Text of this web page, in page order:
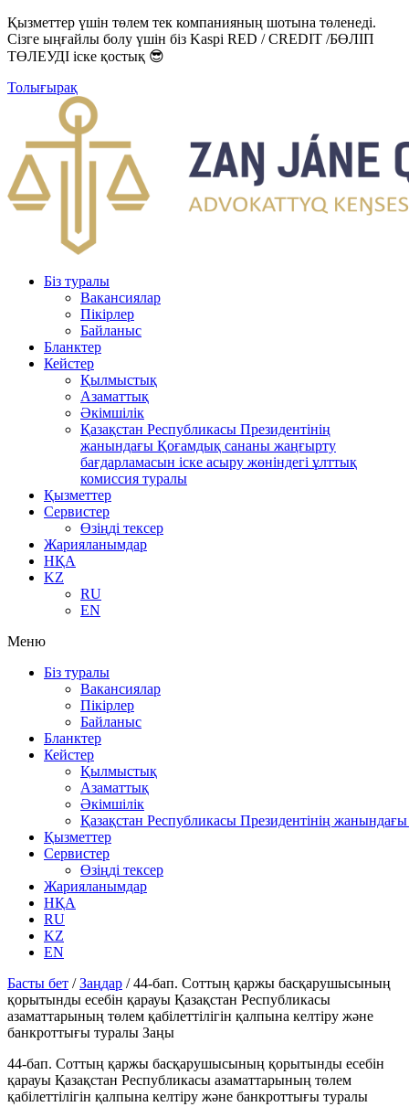
Қызметтер үшін төлем тек компанияның шотына төленеді.
Сізге ыңғайлы болу үшін біз Kaspi RED / CREDIT /БӨЛІП
ТӨЛЕУДІ іске қостық 😎
Толығырақ
Біз туралы
Вакансиялар
Пікірлер
Байланыс
Бланктер
Кейстер
Қылмыстық
Азаматтық
Әкімшілік
Қазақстан Республикасы Президентінің
жанындағы Қоғамдық сананы жаңғырту
бағдарламасын іске асыру жөніндегі ұлттық
комиссия туралы
Қызметтер
Сервистер
Өзіңді тексер
Жарияланымдар
НҚА
KZ
RU
EN
Меню
Біз туралы
Вакансиялар
Пікірлер
Байланыс
Бланктер
Кейстер
Қылмыстық
Азаматтық
Әкімшілік
Қазақстан Республикасы Президентінің
Қызметтер
Сервистер
Өзіңді тексер
Жарияланымдар
НҚА
RU
KZ
EN
Басты бет /Заңдар /44-бап. Соттың қаржы басқарушысының
қорытынды есебін қарауы Қазақстан Республикасы
азаматтарының төлем қабілеттілігін қалпына келтіру және
банкроттығы туралы Заңы
44-бап. Соттың қаржы басқарушысының қорытынды есебін
қарауы Қазақстан Республикасы азаматтарының төлем
қабілеттілігін қалпына келтіру және банкроттығы туралы